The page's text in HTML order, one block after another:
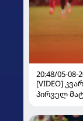
20:48/05-08-
[VIDEO]
პირველ